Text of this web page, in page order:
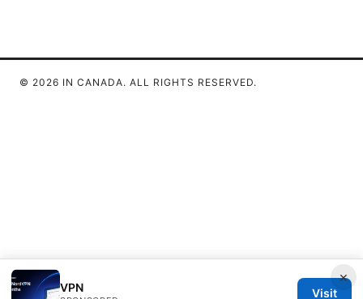
×
VPN Visit
© 2026 IN CANADA. ALL RIGHTS RESERVED.